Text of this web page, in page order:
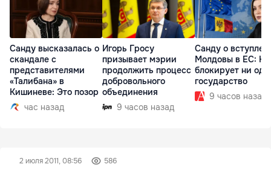
Санду высказалась о
скандале с
представителями
«Талибана» в
Кишиневе: Это позор
час назад
Игорь Гросу
призывает мэрии
продолжить процесс
добровольного
объединения
9 часов назад
Санду о
Молдовы в ЕС:
блокирует ни
государство
9 часов назад
2 июля 2011, 08:56 586